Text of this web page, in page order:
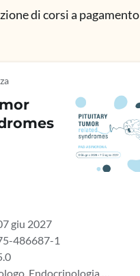
di corsi a pagamento
giu 2027
486687-1
Endocrinologia,